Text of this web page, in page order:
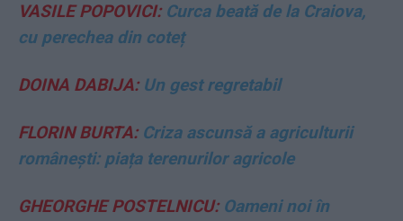
VASILE POPOVICI:Curca beată de la Craiova,
cu perechea din coteț
DOINA DABIJA:Un gest regretabil
FLORIN BURTA:Criza ascunsă a agriculturii
românești: piața terenurilor agricole
GHEORGHE POSTELNICU:Oameni noi în